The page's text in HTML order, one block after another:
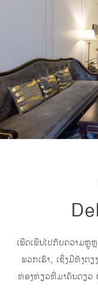
ເພີດເພີນໄປກັບຄວາມຫຼູ
ພວກເຮົາ, ເຊິ່ງມີທັງຕ
ທ່ອງທ່ຽວທີ່ມາຄົນດຽວ